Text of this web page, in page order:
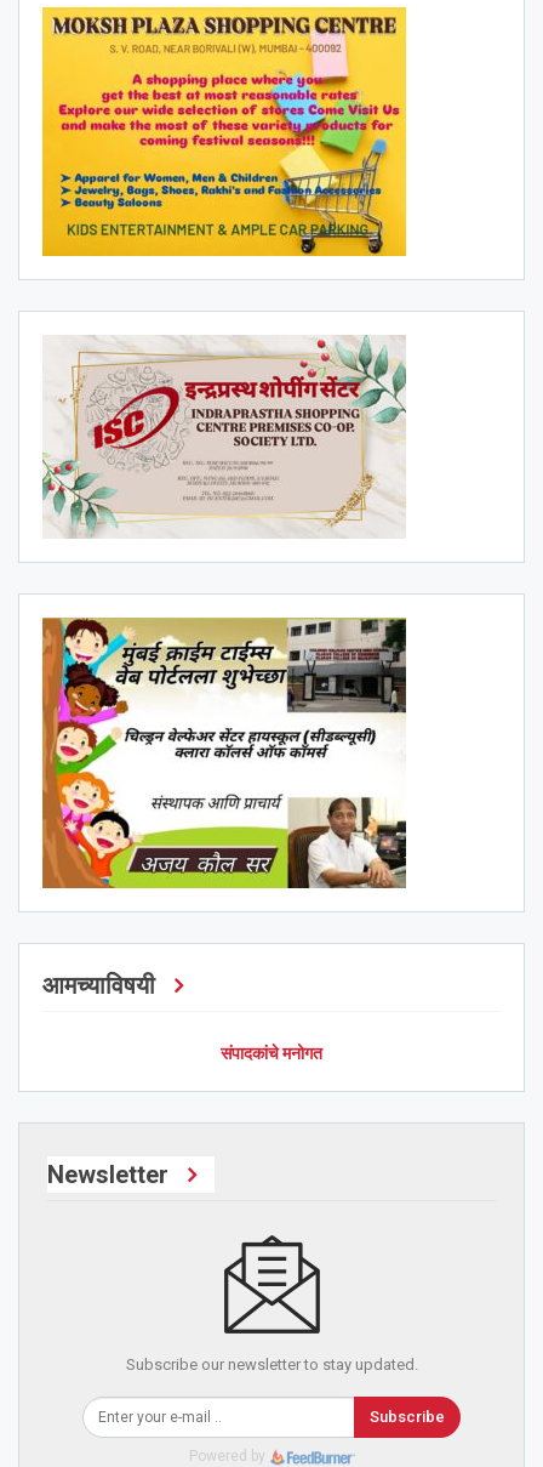
आमच्याविषयी
संपादकांचे मनोगत
Newsletter
Subscribe our newsletter to stay updated.
Subscribe
Powered by